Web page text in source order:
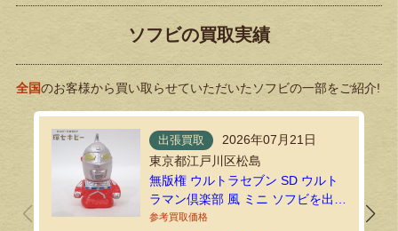
ソフビの買取実績
全国のお客様から買い取らせていただいたソフビの一部をご紹介!
出張買取
2026年07月21日
東京都江戸川区松島
無版権 ウルトラセブン SD ウルト
ラマン倶楽部 風 ミニ ソフビを出張
買取で拝見しました！